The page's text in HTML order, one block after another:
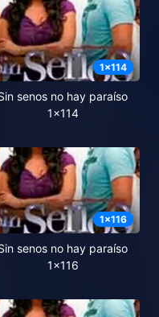
1x114
senos no hay paraíso
1x114
1x116
senos no hay paraíso
1x116